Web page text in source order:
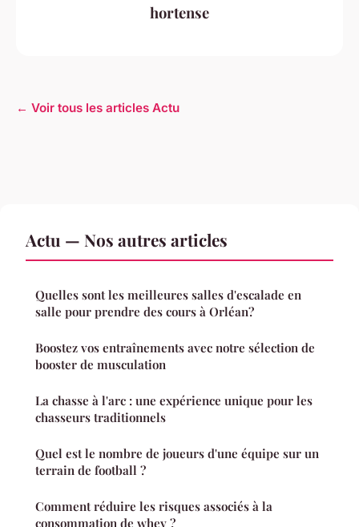
hortense
← Voir tous les articles Actu
Actu — Nos autres articles
Quelles sont les meilleures salles d'escalade en
salle pour prendre des cours à Orléan?
Boostez vos entraînements avec notre sélection de
booster de musculation
La chasse à l'arc : une expérience unique pour les
chasseurs traditionnels
Quel est le nombre de joueurs d'une équipe sur un
terrain de football ?
Comment réduire les risques associés à la
consommation de whey ?